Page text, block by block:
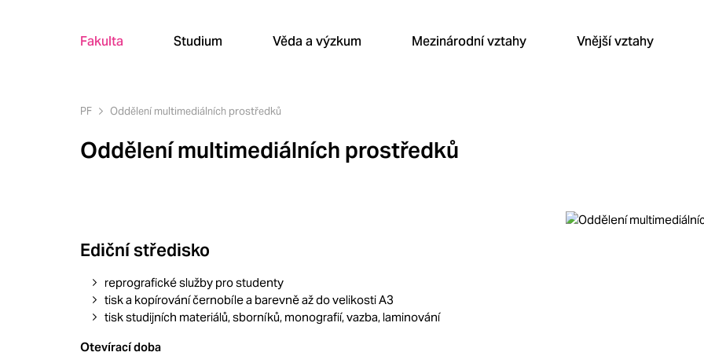
Fakulta Studium Věda a výzkum Mezinárodní vztahy Vnější vztahy
PF Oddělení multimediálních prostředků
Oddělení multimediálních prostředků
Ediční středisko
reprografické služby pro studenty
tisk a kopírování černobíle a barevně až do velikosti A3
tisk studijních materiálů, sborníků, monografií, vazba, laminování
Otevírací doba